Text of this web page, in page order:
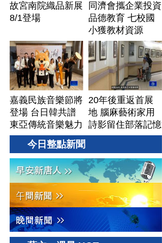
故宮南院織品新展
8/1登場
同濟會攜企業投資
品德教育 七校國
小獲教材資源
嘉義民族音樂節將
登場 台日韓共譜
東亞傳統音樂魅力
20年後重返首展
地 腦麻藝術家用
詩影留住部落記憶
今日整點新聞